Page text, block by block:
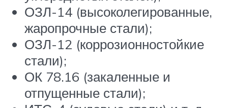
ОЗЛ-14 (высоколегированные,
жаропрочные стали);
ОЗЛ-12 (коррозионностойкие
стали);
ОК 78.16 (закаленные и
отпущенные стали);